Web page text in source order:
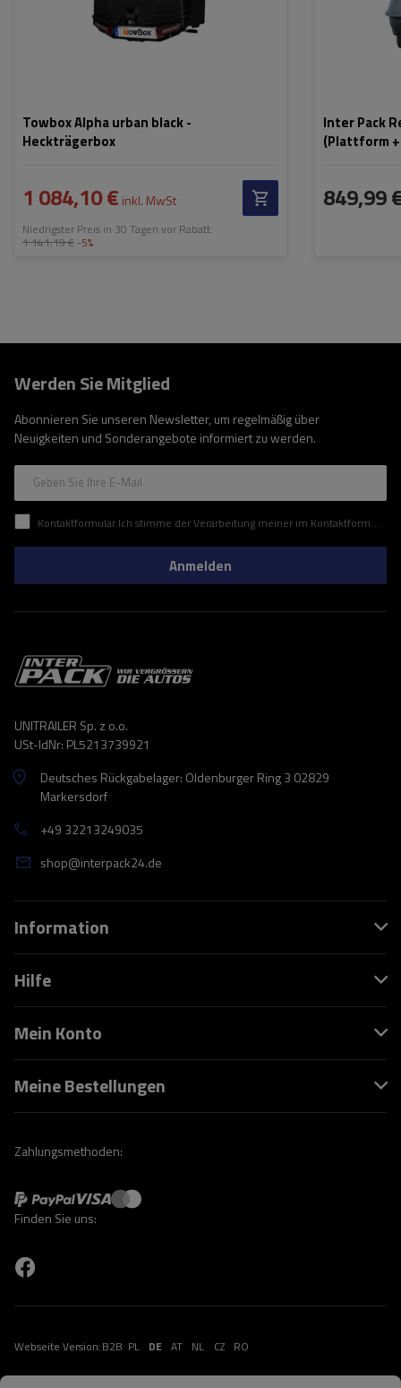
Towbox Alpha urban black -
Heckträgerbox
1 084,10 € inkl. MwSt
Niedrigster Preis in 30 Tagen vor Rabatt:
1 141,19 € -5%
Inter Pack
(Plattform +
849,99
Werden Sie Mitglied
Abonnieren Sie unseren Newsletter, um regelmäßig über
Neuigkeiten und Sonderangebote informiert zu werden.
Geben Sie Ihre E-Mail
Kontaktformular Ich stimme der Verarbeitung meiner im Kontaktformular enthaltenen personenbezogenen Daten gemäß der Verordnung (EU) des Europäischen Parlaments und des Rates zu.
Anmelden
UNITRAILER Sp. z o.o.
USt-IdNr: PL5213739921
Deutsches Rückgabelager: Oldenburger Ring 3 02829
Markersdorf
+49 32213249035
shop@interpack24.de
Information
Hilfe
Mein Konto
Meine Bestellungen
Zahlungsmethoden:
Finden Sie uns:
Webseite Version:B2B PL DE AT NL CZ RO